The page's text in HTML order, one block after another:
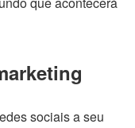
sociais a seu